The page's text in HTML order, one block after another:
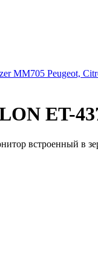
MM705 Peugeot,
ET-
встроенный в